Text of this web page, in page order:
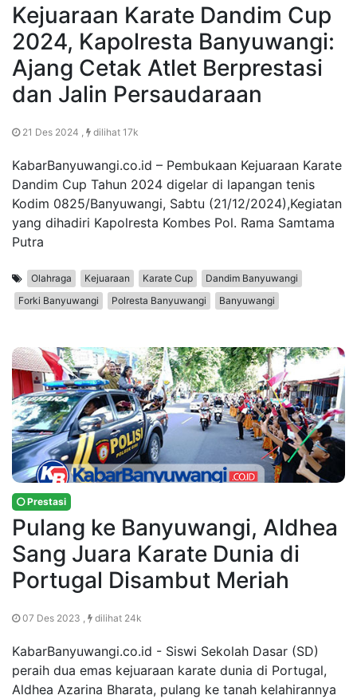
Kejuaraan Karate Dandim Cup
2024, Kapolresta Banyuwangi:
Ajang Cetak Atlet Berprestasi
dan Jalin Persaudaraan
21 Des 2024 , dilihat 17k
KabarBanyuwangi.co.id – Pembukaan Kejuaraan Karate
Dandim Cup Tahun 2024 digelar di lapangan tenis
Kodim 0825/Banyuwangi, Sabtu (21/12/2024),Kegiatan
yang dihadiri Kapolresta Kombes Pol. Rama Samtama
Putra
Olahraga Kejuaraan Karate Cup
Dandim Banyuwangi
Forki Banyuwangi
Polresta Banyuwangi Banyuwangi
Prestasi
Pulang ke Banyuwangi, Aldhea
Sang Juara Karate Dunia di
Portugal Disambut Meriah
07 Des 2023 , dilihat 24k
KabarBanyuwangi.co.id - Siswi Sekolah Dasar (SD)
peraih dua emas kejuaraan karate dunia di Portugal,
Aldhea Azarina Bharata, pulang ke tanah kelahirannya